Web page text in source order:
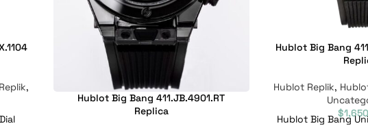
,
Hublot Big Bang 411.JB.4901.RT
Replica
Hublot Big Bang
Hublot Replik,
$
Hublot Big Bang